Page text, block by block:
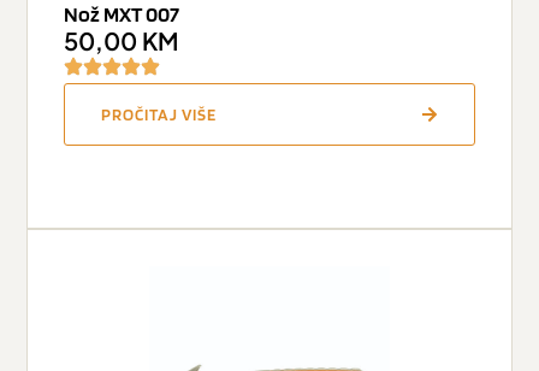
Nož MXT 007
50,00 KM
PROČITAJ VIŠE